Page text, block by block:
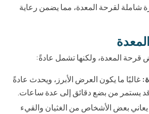
شاملة لقرحة المعدة، مما يضمن رعاية
قرحة المعدة، ولكنها تشمل عادةً:
غالبًا ما يكون العرض الأبرز، ويحدث عادةً
يستمر من بضع دقائق إلى عدة ساعات.
بعض الأشخاص من الغثيان والقيء